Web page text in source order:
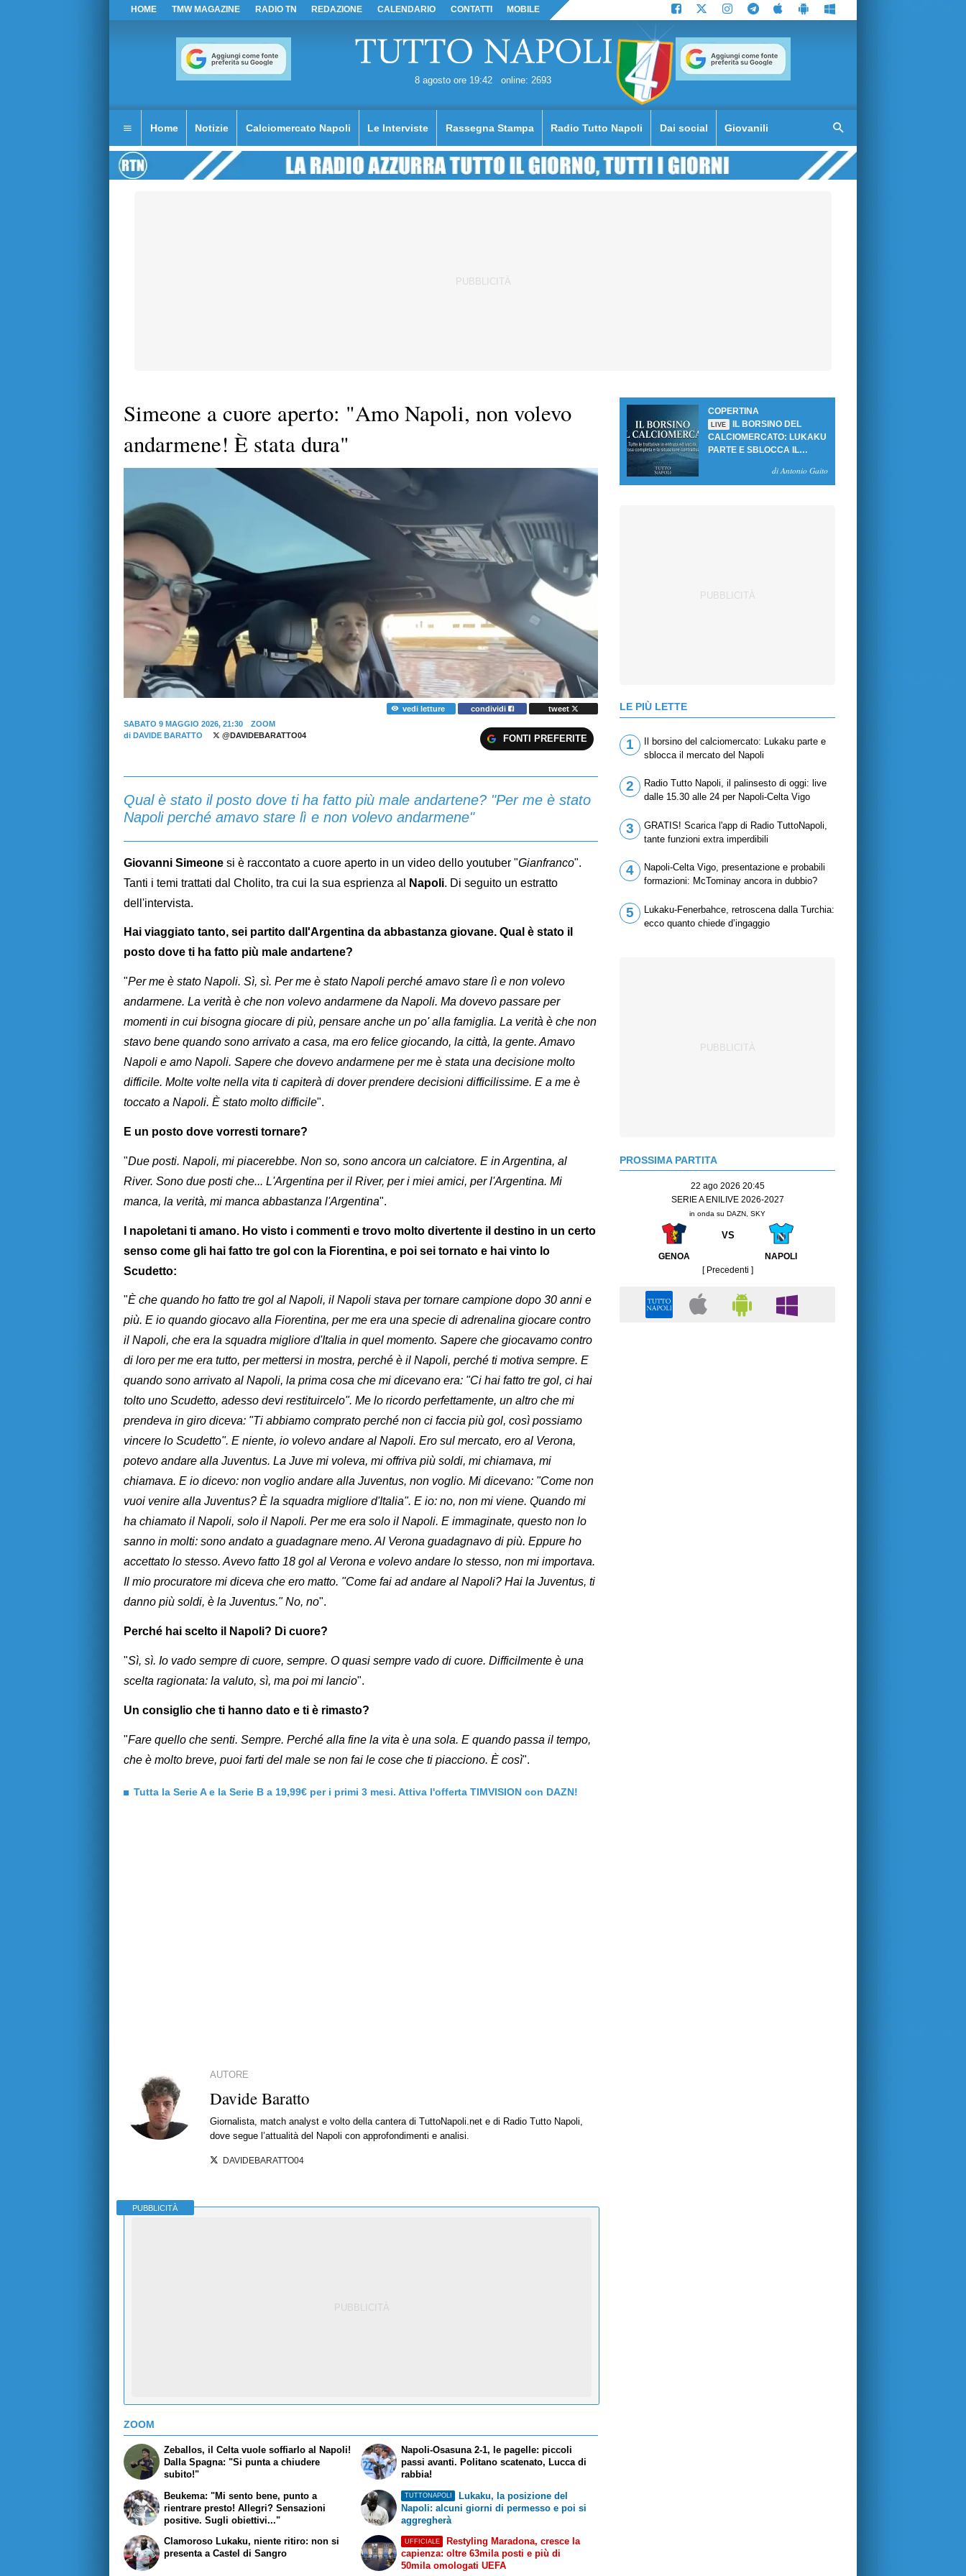
HOME TMW MAGAZINE RADIO TN REDAZIONE CALENDARIO CONTATTI MOBILE
8 agosto ore 19:42 online: 2693
Home Notizie Calciomercato Napoli Le Interviste Rassegna Stampa Radio Tutto Napoli Dai social Giovanili
Simeone a cuore aperto: "Amo Napoli, non volevo
andarmene! È stata dura"
vedi letture condividi
tweet
SABATO 9 MAGGIO 2026, 21:30
ZOOM
di DAVIDE BARATTO @DAVIDEBARATTO04 FONTI PREFERITE
Qual è stato il posto dove ti ha fatto più male andartene? "Per me è stato
Napoli perché amavo stare lì e non volevo andarmene"
Giovanni Simeone si è raccontato a cuore aperto in un video dello youtuber "Gianfranco".
Tanti i temi trattati dal Cholito, tra cui la sua esprienza al
Napoli. Di seguito un estratto
dell'intervista.
Hai viaggiato tanto, sei partito dall'Argentina da abbastanza giovane. Qual è stato il
posto dove ti ha fatto più male andartene?
"Per me è stato Napoli. Sì, sì. Per me è stato Napoli perché amavo stare lì e non volevo
andarmene. La verità è che non volevo andarmene da Napoli. Ma dovevo passare per
momenti in cui bisogna giocare di più, pensare anche un po' alla famiglia. La verità è che non
stavo bene quando sono arrivato a casa, ma ero felice giocando, la città, la gente. Amavo
Napoli e amo Napoli. Sapere che dovevo andarmene per me è stata una decisione molto
difficile. Molte volte nella vita ti capiterà di dover prendere decisioni difficilissime. E a me è
toccato a Napoli. È stato molto difficile".
E un posto dove vorresti tornare?
"Due posti. Napoli, mi piacerebbe. Non so, sono ancora un calciatore. E in Argentina, al
River. Sono due posti che... L'Argentina per il River, per i miei amici, per l'Argentina. Mi
manca, la verità, mi manca abbastanza l'Argentina".
I napoletani ti amano. Ho visto i commenti e trovo molto divertente il destino in un certo
senso come gli hai fatto tre gol con la Fiorentina, e poi sei tornato e hai vinto lo
Scudetto:
"È che quando ho fatto tre gol al Napoli, il Napoli stava per tornare campione dopo 30 anni e
più. E io quando giocavo alla Fiorentina, per me era una specie di adrenalina giocare contro
il Napoli, che era la squadra migliore d'Italia in quel momento. Sapere che giocavamo contro
di loro per me era tutto, per mettersi in mostra, perché è il Napoli, perché ti motiva sempre. E
quando sono arrivato al Napoli, la prima cosa che mi dicevano era: "Ci hai fatto tre gol, ci hai
tolto uno Scudetto, adesso devi restituircelo". Me lo ricordo perfettamente, un altro che mi
prendeva in giro diceva: "Ti abbiamo comprato perché non ci faccia più gol, così possiamo
vincere lo Scudetto". E niente, io volevo andare al Napoli. Ero sul mercato, ero al Verona,
potevo andare alla Juventus. La Juve mi voleva, mi offriva più soldi, mi chiamava, mi
chiamava. E io dicevo: non voglio andare alla Juventus, non voglio. Mi dicevano: "Come non
vuoi venire alla Juventus? È la squadra migliore d'Italia". E io: no, non mi viene. Quando mi
ha chiamato il Napoli, solo il Napoli. Per me era solo il Napoli. E immaginate, questo non lo
sanno in molti: sono andato a guadagnare meno. Al Verona guadagnavo di più. Eppure ho
accettato lo stesso. Avevo fatto 18 gol al Verona e volevo andare lo stesso, non mi importava.
Il mio procuratore mi diceva che ero matto. "Come fai ad andare al Napoli? Hai la Juventus, ti
danno più soldi, è la Juventus." No, no".
Perché hai scelto il Napoli? Di cuore?
"Sì, sì. Io vado sempre di cuore, sempre. O quasi sempre vado di cuore. Difficilmente è una
scelta ragionata: la valuto, sì, ma poi mi lancio".
Un consiglio che ti hanno dato e ti è rimasto?
"Fare quello che senti. Sempre. Perché alla fine la vita è una sola. E quando passa il tempo,
che è molto breve, puoi farti del male se non fai le cose che ti piacciono. È così".
Tutta la Serie A e la Serie B a 19,99€ per i primi 3 mesi. Attiva l'offerta TIMVISION con DAZN!
AUTORE
Davide Baratto
Giornalista, match analyst e volto della cantera di TuttoNapoli.net e di Radio Tutto Napoli,
dove segue l’attualità del Napoli con approfondimenti e analisi.
DAVIDEBARATTO04
PUBBLICITÀ
ZOOM
Zeballos, il Celta vuole soffiarlo al Napoli!
Dalla Spagna: "Si punta a chiudere
subito!"
Beukema: "Mi sento bene, punto a
rientrare presto! Allegri? Sensazioni
positive. Sugli obiettivi..."
Napoli-Osasuna 2-1, le pagelle: piccoli
passi avanti. Politano scatenato, Lucca di
rabbia!
TUTTONAPOLI
Lukaku, la posizione del
Napoli: alcuni giorni di permesso e poi si
aggregherà
Clamoroso Lukaku, niente ritiro: non si
presenta a Castel di Sangro
UFFICIALE
Restyling Maradona, cresce la
capienza: oltre 63mila posti e più di
50mila omologati UEFA
COPERTINA
LIVE
IL BORSINO DEL
CALCIOMERCATO: LUKAKU
PARTE E SBLOCCA IL
di Antonio Gaito
LE PIÙ LETTE
1
Il borsino del calciomercato: Lukaku parte e
sblocca il mercato del Napoli
2
Radio Tutto Napoli, il palinsesto di oggi: live
dalle 15.30 alle 24 per Napoli-Celta Vigo
3
GRATIS! Scarica l'app di Radio TuttoNapoli,
tante funzioni extra imperdibili
4
Napoli-Celta Vigo, presentazione e probabili
formazioni: McTominay ancora in dubbio?
5
Lukaku-Fenerbahce, retroscena dalla Turchia:
ecco quanto chiede d’ingaggio
PROSSIMA PARTITA
22 ago 2026 20:45
SERIE A ENILIVE 2026-2027
in onda su DAZN, SKY
VS
GENOA
NAPOLI
[ Precedenti ]